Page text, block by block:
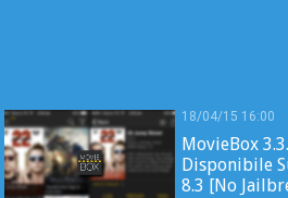
18/04/15 16:00
MovieBox
Disponibile
8.3 [No